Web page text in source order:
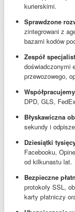
kurierskimi.
Sprawdzone
zintegrowani z
bazami kodów
Zespół
doświadczonymi
przewozowego,
DPD, GLS,
Błyskawiczna
sekundy i
Dziesiątki
Facebooku,
od kilkunastu lat.
Bezpieczne
protokoły SSL,
karty płatniczy